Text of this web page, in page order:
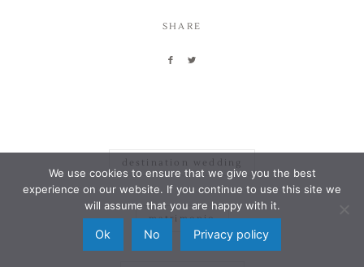
SHARE
destination wedding
matrimonio
We use cookies to ensure that we give you the best
experience on our website. If you continue to use this site we
will assume that you are happy with it.
Ok No Privacy policy